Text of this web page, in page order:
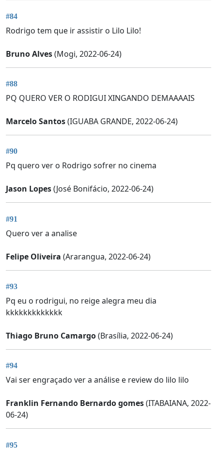
#84
Rodrigo tem que ir assistir o Lilo Lilo!
Bruno Alves(Mogi, 2022-06-24)
#88
PQ QUERO VER O RODIGUI XINGANDO DEMAAAAIS
Marcelo Santos(IGUABA GRANDE, 2022-06-24)
#90
Pq quero ver o Rodrigo sofrer no cinema
Jason Lopes(José Bonifácio, 2022-06-24)
#91
Quero ver a analise
Felipe Oliveira (Ararangua, 2022-06-24)
#93
Pq eu o rodrigui, no reige alegra meu dia
kkkkkkkkkkkkk
Thiago Bruno Camargo(Brasília, 2022-06-24)
#94
Vai ser engraçado ver a análise e review do lilo lilo
Franklin Fernando Bernardo gomes(ITABAIANA, 2022-
06-24)
#95